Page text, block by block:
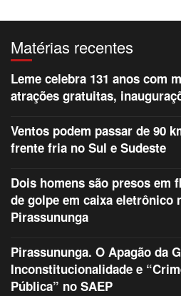
Matérias recentes
Leme celebra 131 anos com
atrações gratuitas,
Ventos podem passar de 90
frente fria no Sul e Sudeste
Dois homens são presos em
de golpe em caixa eletrônico
Pirassununga
Pirassununga. O Apagão da
Inconstitucionalidade e
Pública” no SAEP